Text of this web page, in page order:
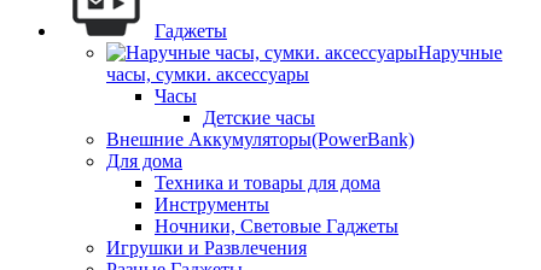
Гаджеты
Наручные
часы, сумки. аксессуары
Часы
Детские часы
Внешние Аккумуляторы(PowerBank)
Для дома
Техника и товары для дома
Инструменты
Ночники, Световые Гаджеты
Игрушки и Развлечения